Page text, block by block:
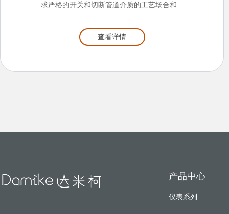
求严格的开关和切断管道介质的工艺场合和...
查看详情
产品中心
仪表系列